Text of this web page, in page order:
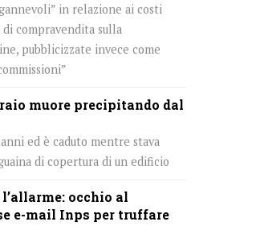
in relazione ai costi
compravendita sulla
pubblicizzate invece come
muore precipitando dal
anni ed è caduto mentre stava
di copertura di un edificio
occhio al
e-mail Inps per truffare